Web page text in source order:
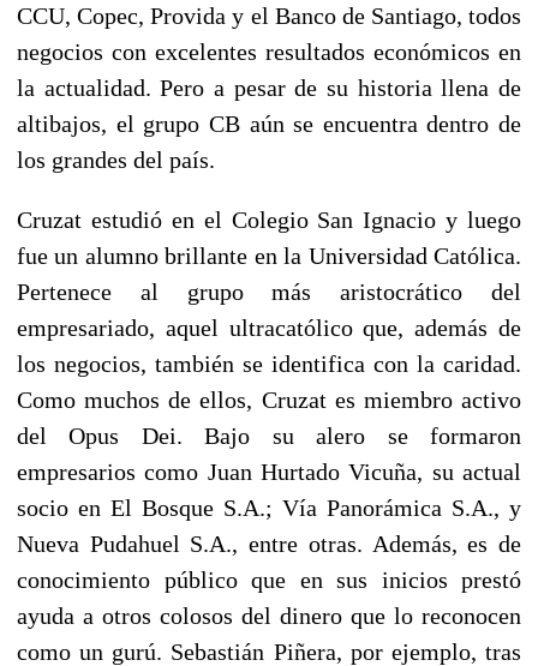
CCU, Copec, Provida y el Banco de Santiago, todos
negocios con excelentes resultados económicos en
la actualidad. Pero a pesar de su historia llena de
altibajos, el grupo CB aún se encuentra dentro de
los grandes del país.
Cruzat estudió en el Colegio San Ignacio y luego
fue un alumno brillante en la Universidad Católica.
Pertenece al grupo más aristocrático del
empresariado, aquel ultracatólico que, además de
los negocios, también se identifica con la caridad.
Como muchos de ellos, Cruzat es miembro activo
del Opus Dei. Bajo su alero se formaron
empresarios como Juan Hurtado Vicuña, su actual
socio en El Bosque S.A.; Vía Panorámica S.A., y
Nueva Pudahuel S.A., entre otras. Además, es de
conocimiento público que en sus inicios prestó
ayuda a otros colosos del dinero que lo reconocen
como un gurú. Sebastián Piñera, por ejemplo, tras